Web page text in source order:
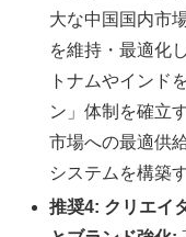
大な中国国内市
を維持・最適化
トナムやインド
ン」体制を確立
市場への最適供
システムを構築す
推奨4: クリエイ